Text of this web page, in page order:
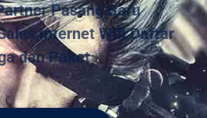
Pasang Baru
Internet Wifi Daftar
dan Paket